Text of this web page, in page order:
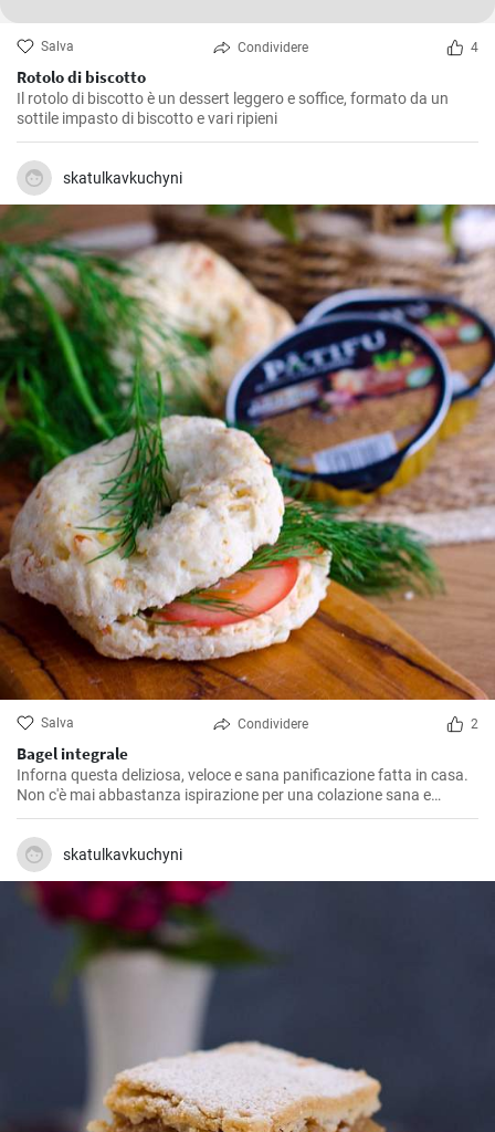
Salva Condividere 4
Rotolo di biscotto
Il rotolo di biscotto è un dessert leggero e soffice, formato da un
sottile impasto di biscotto e vari ripieni
skatulkavkuchyni
Salva Condividere 2
Bagel integrale
Inforna questa deliziosa, veloce e sana panificazione fatta in casa.
Non c'è mai abbastanza ispirazione per una colazione sana e
gustosa.
skatulkavkuchyni